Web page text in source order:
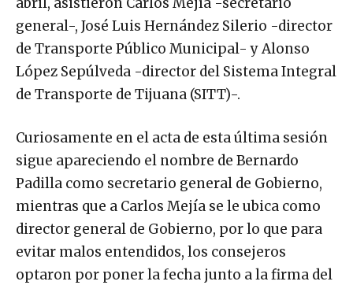
general-, José Luis Hernández Silerio -director
de Transporte Público Municipal- y Alonso
López Sepúlveda -director del Sistema Integral
de Transporte de Tijuana (SITT)-.
Curiosamente en el acta de esta última sesión
sigue apareciendo el nombre de Bernardo
Padilla como secretario general de Gobierno,
mientras que a Carlos Mejía se le ubica como
director general de Gobierno, por lo que para
evitar malos entendidos, los consejeros
optaron por poner la fecha junto a la firma del